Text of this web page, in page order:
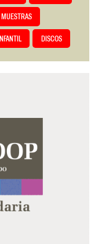
MUESTRAS
INFANTIL DISCOS